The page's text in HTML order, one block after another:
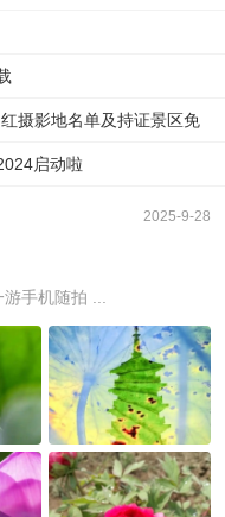
摄影地名单及持证景区免
启动啦
2025-9-28
手机随拍 ...